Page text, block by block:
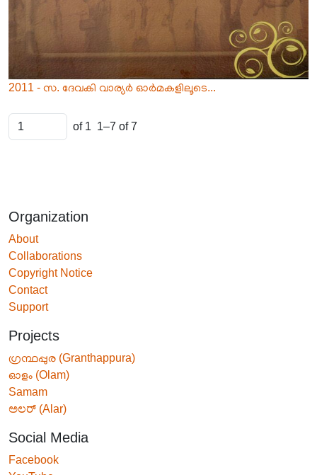
2011 - സ. ദേവകി വാര്യർ ഓർമകളിലൂടെ...
of 1 1–7 of 7
Organization
About
Collaborations
Copyright Notice
Contact
Support
Projects
ഗ്രന്ഥപ്പുര (Granthappura)
ഓളം (Olam)
Samam
ಅಲರ್ (Alar)
Social Media
Facebook